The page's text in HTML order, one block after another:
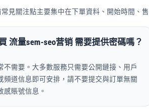
常見關注點主要集中在下單資料、開始時間、
流量sem-seo营销 需要提供密碼嗎？
不需要。大多數服務只需要公開鏈接、用戶
頻道信息即可安排，請不要提交與訂單無關
感賬號信息。